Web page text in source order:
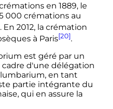
en 1889, le
000 crémationsau
. En 2012, la crémation
à Paris[20].
est géré par un
d'une délégation
en tant
partie intégrante du
qui en assure la